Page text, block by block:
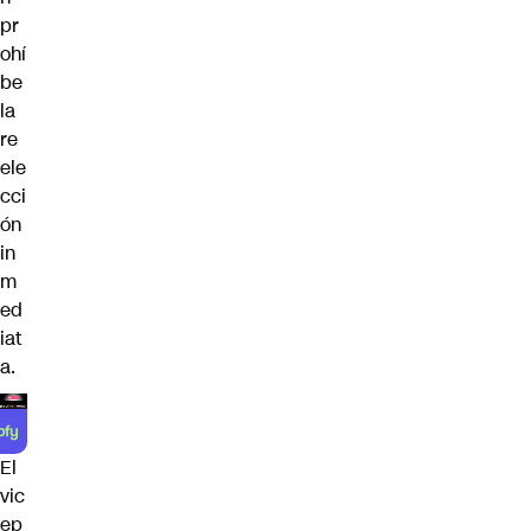
pr
ohí
be
la
re
ele
cci
ón
in
m
ed
iat
a.
El
vic
ep